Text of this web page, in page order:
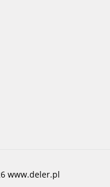
www.deler.pl